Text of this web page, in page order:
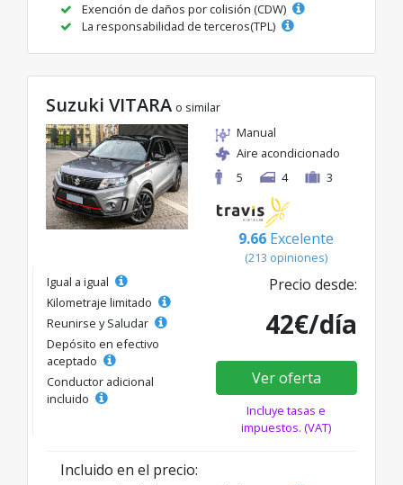
Exención de daños por colisión (CDW)
La responsabilidad de terceros(TPL)
Suzuki VITARA o similar
Manual
Aire acondicionado
5
4 3
9.66 Excelente
(213 opiniones)
Igual a igual
Kilometraje limitado
Reunirse y Saludar
Depósito en efectivo
aceptado
Conductor adicional
incluido
Precio desde:
42€/día
Ver oferta
Incluye tasas e
impuestos. (VAT)
Incluido en el precio: